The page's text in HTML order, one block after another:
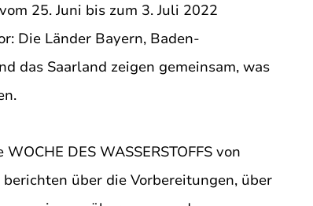
25. Juni bis zum 3. Juli 2022
Die Länder Bayern, Baden-
das Saarland zeigen gemeinsam, was
DES WASSERSTOFFS von
über die Vorbereitungen, über